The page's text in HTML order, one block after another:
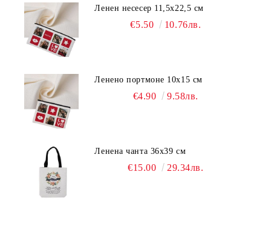
Ленен несесер 11,5х22,5 см
€5.50 10.76лв.
Ленено портмоне 10х15 см
€4.90 9.58лв.
Ленена чанта 36х39 см
€15.00 29.34лв.